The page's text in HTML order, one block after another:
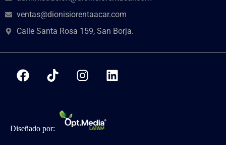
ventas@dionisiorentaacar.com
Calle Santa Rosa 159, San Borja.
Diseñado por: